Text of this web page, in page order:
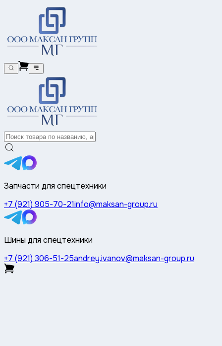
Запчасти для спецтехники
+7 (921) 905-70-21info@maksan-group.ru
Шины для спецтехники
+7 (921) 306-51-25andrey.ivanov@maksan-group.ru